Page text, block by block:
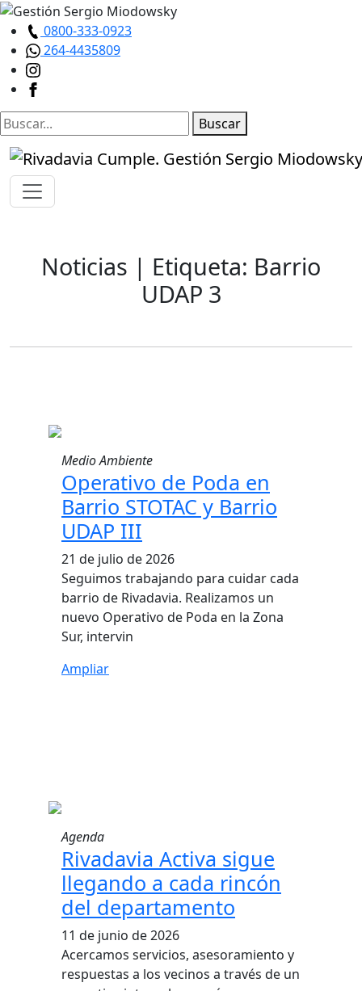
0800-333-0923
264-4435809
Buscar
Noticias | Etiqueta: Barrio
UDAP 3
Medio Ambiente
Operativo de Poda en
Barrio STOTAC y Barrio
UDAP III
21 de julio de 2026
Seguimos trabajando para cuidar cada
barrio de Rivadavia. Realizamos un
nuevo Operativo de Poda en la Zona
Sur, intervin
Ampliar
Agenda
Rivadavia Activa sigue
llegando a cada rincón
del departamento
11 de junio de 2026
Acercamos servicios, asesoramiento y
respuestas a los vecinos a través de un